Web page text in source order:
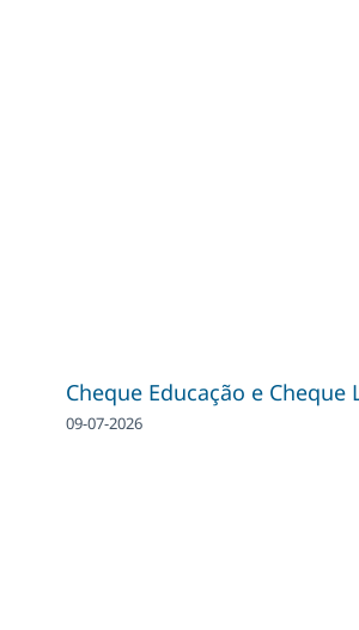
Cheque Educação e Cheque
09-07-2026